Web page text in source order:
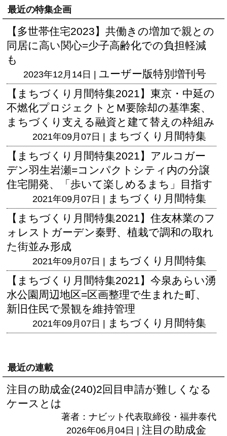
最近の特集企画
【多世帯住宅2023】共働きの増加で親との
同居に高い関心=少子高齢化での負担軽減
も
2023年12月14日 | ユーザー版特別増刊号
【まちづくり月間特集2021】東京・中延の
不燃化プロジェクトとM要除却の基準案、
まちづくり支える融資と建て替えの枠組み
2021年09月07日 | まちづくり月間特集
【まちづくり月間特集2021】アルコガー
デン羽生岩瀬=コンパクトシティ内の分譲
住宅開発、「歩いて楽しめるまち」目指す
2021年09月07日 | まちづくり月間特集
【まちづくり月間特集2021】住友林業のフ
ォレストガーデン秦野、植栽で調和の取れ
た街並み形成
2021年09月07日 | まちづくり月間特集
【まちづくり月間特集2021】今泉あらい湧
水公園周辺地区=区画整理で生まれた町、
新旧住民で景観を維持管理
2021年09月07日 | まちづくり月間特集
最近の連載
注目の助成金(240)2回目申請が難しくなる
ケースとは
著者：ナビット代表取締役・福井泰代
2026年06月04日 | 注目の助成金